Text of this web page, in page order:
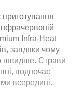
розігрів,
(дегідратація), +
+ ручний
приготування
Infra-Heat
завдяки чому
швидше. Страви
водночас
всередині.